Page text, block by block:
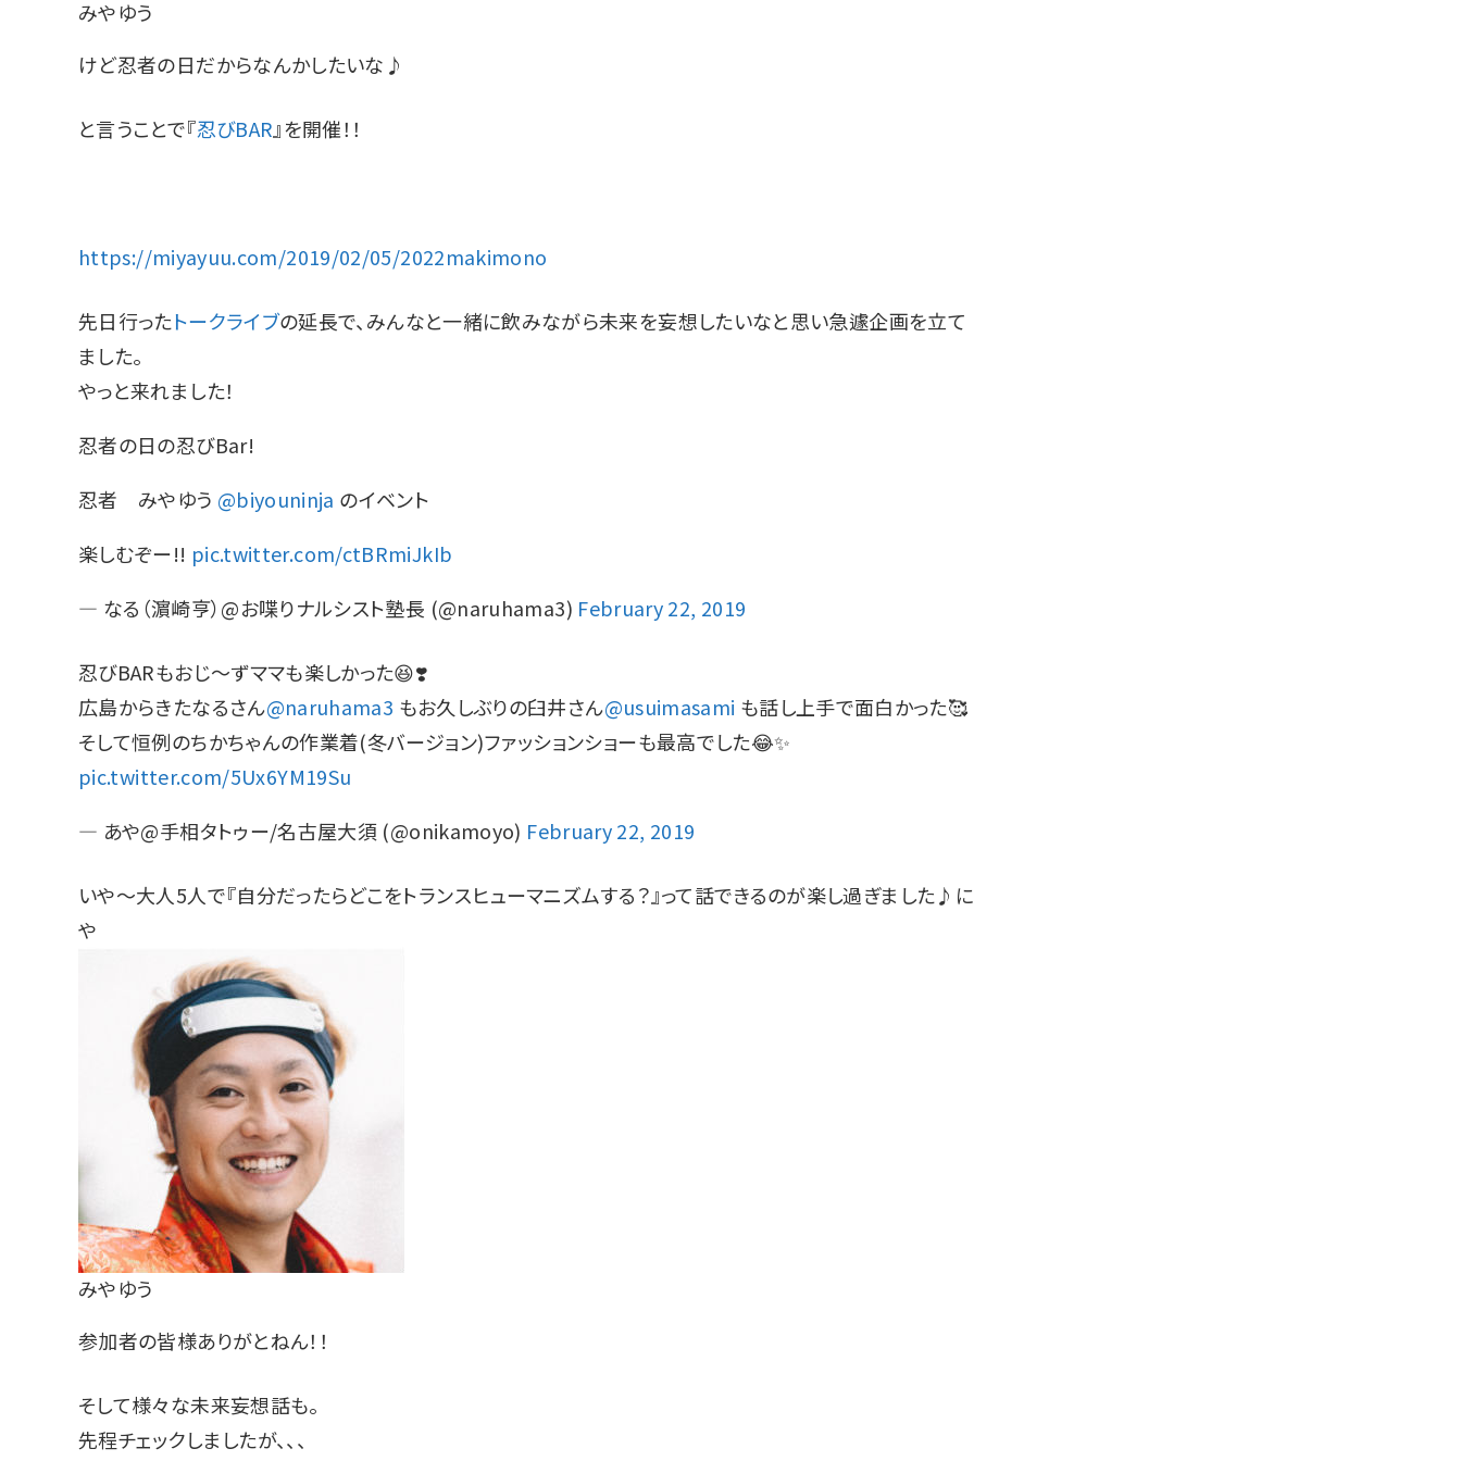
みやゆう
けど忍者の日だからなんかしたいな♪
と言うことで『忍びBAR』を開催！！
https://miyayuu.com/2019/02/05/2022makimono
先日行ったトークライブの延長で、みんなと一緒に飲みながら未来を妄想したいなと思い急遽企画を立て
ました。
やっと来れました！
忍者の日の忍びBar!
忍者 みやゆう @biyouninja のイベント
楽しむぞー!! pic.twitter.com/ctBRmiJkIb
— なる（濵崎亨）@お喋りナルシスト塾長 (@naruhama3) February 22, 2019
忍びBARもおじ〜ずママも楽しかった😆❣️
広島からきたなるさん@naruhama3 もお久しぶりの臼井さん@usuimasami も話し上手で面白かった🥰
そして恒例のちかちゃんの作業着(冬バージョン)ファッションショーも最高でした😂✨
pic.twitter.com/5Ux6YM19Su
— あや@手相タトゥー/名古屋大須 (@onikamoyo) February 22, 2019
いや〜大人5人で『自分だったらどこをトランスヒューマニズムする？』って話できるのが楽し過ぎました♪に
や
みやゆう
参加者の皆様ありがとねん！！
そして様々な未来妄想話も。
先程チェックしましたが、、、